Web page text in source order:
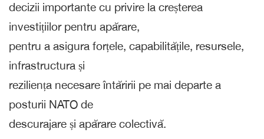
decizii importante cu privire la creșterea
investițiilor pentru apărare,
pentru a asigura forțele, capabilitățile, resursele,
infrastructura și
reziliența necesare întăririi pe mai departe a
posturii NATO de
descurajare și apărare colectivă.